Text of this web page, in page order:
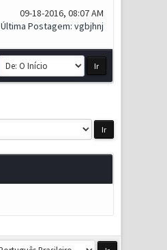
09-18-2016, 08:07 AM
Última Postagem: vgbjhnj